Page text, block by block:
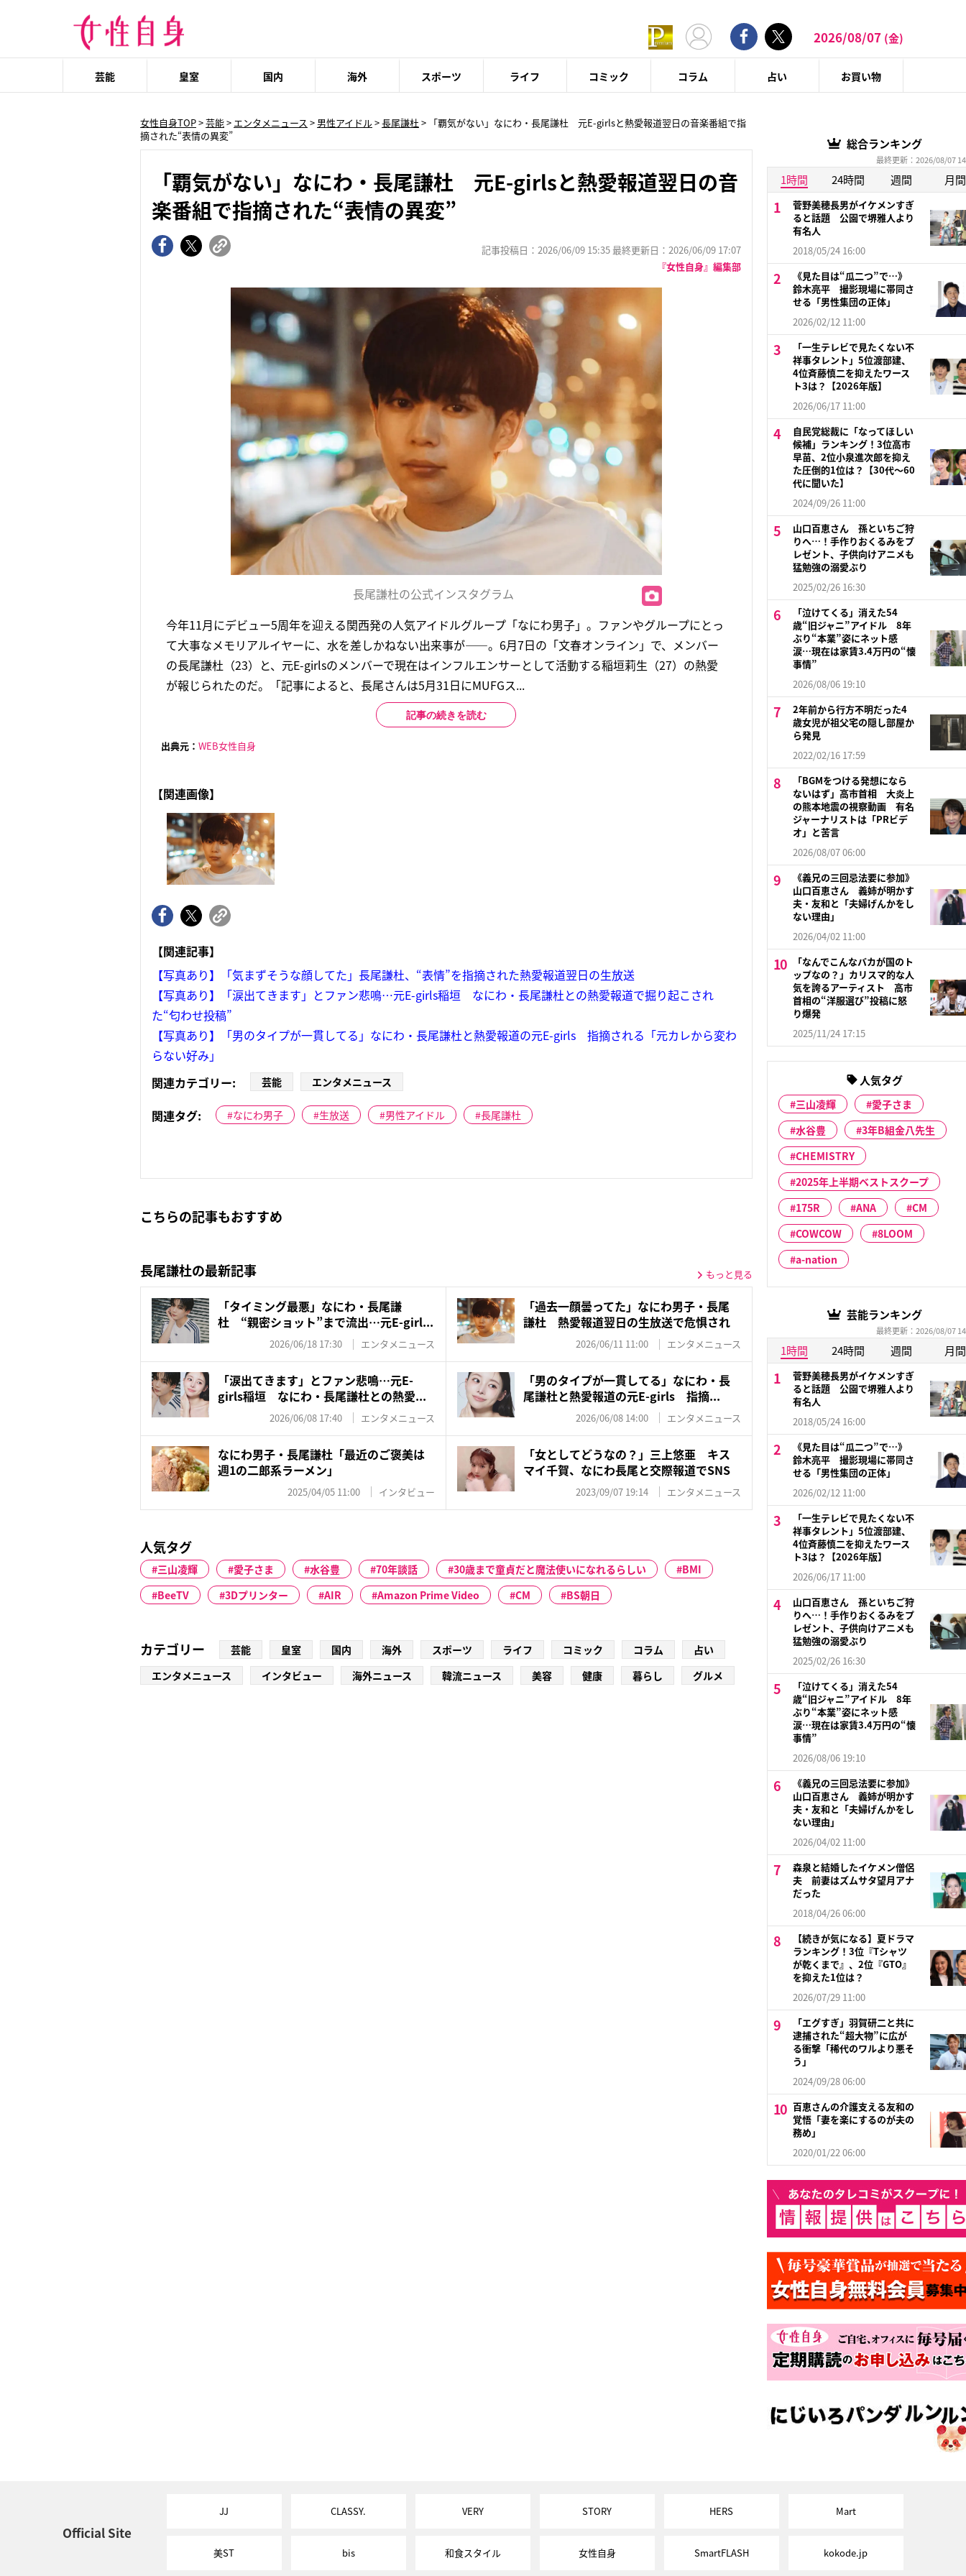
2026/08/07 (金)
芸能 皇室 国内 海外 スポーツ ライフ コミック コラム 占い お買い物
女性自身TOP>芸能> エンタメニュース > 男性アイドル>長尾謙杜 > 「覇気がない」なにわ・長尾謙杜 元E-girlsと熱愛報道翌日の音楽番組で指
摘された“表情の異変”
「覇気がない」なにわ・長尾謙杜 元E-girlsと熱愛報道翌日の音
楽番組で指摘された“表情の異変”
記事投稿日：2026/06/09 15:35 最終更新日：2026/06/09 17:07
『女性自身』編集部
長尾謙杜の公式インスタグラム
今年11月にデビュー5周年を迎える関西発の人気アイドルグループ「なにわ男子」。ファンやグループにとっ
て大事なメモリアルイヤーに、水を差しかねない出来事が――。6月7日の「文春オンライン」で、メンバー
の長尾謙杜（23）と、元E-girlsのメンバーで現在はインフルエンサーとして活動する稲垣莉生（27）の熱愛
が報じられたのだ。「記事によると、長尾さんは5月31日にMUFGス...
記事の続きを読む
出典元： WEB女性自身
【関連画像】
【関連記事】
【写真あり】「気まずそうな顔してた」長尾謙杜、“表情”を指摘された熱愛報道翌日の生放送
【写真あり】「涙出てきます」とファン悲鳴…元E-girls稲垣 なにわ・長尾謙杜との熱愛報道で掘り起こされ
た“匂わせ投稿”
【写真あり】「男のタイプが一貫してる」なにわ・長尾謙杜と熱愛報道の元E-girls 指摘される「元カレから変わ
らない好み」
関連カテゴリー:
芸能 エンタメニュース
関連タグ: なにわ男子 生放送 男性アイドル 長尾謙杜
こちらの記事もおすすめ
長尾謙杜の最新記事 もっと見る
「タイミング最悪」なにわ・長尾謙
杜 “親密ショット”まで流出…元E-girl...
2026/06/18 17:30 エンタメニュース
「過去一顔曇ってた」なにわ男子・長尾
謙杜 熱愛報道翌日の生放送で危惧され
2026/06/11 11:00 エンタメニュース
「涙出てきます」とファン悲鳴…元E-
girls稲垣 なにわ・長尾謙杜との熱愛...
2026/06/08 17:40 エンタメニュース
「男のタイプが一貫してる」なにわ・長
尾謙杜と熱愛報道の元E-girls 指摘...
2026/06/08 14:00 エンタメニュース
なにわ男子・長尾謙杜「最近のご褒美は
週1の二郎系ラーメン」
2025/04/05 11:00 インタビュー
「女としてどうなの？」三上悠亜 キス
マイ千賀、なにわ長尾と交際報道でSNS
2023/09/07 19:14 エンタメニュース
人気タグ
三山凌輝 愛子さま 水谷豊 70年談話 30歳まで童貞だと魔法使いになれるらしい
BMI
BeeTV
3Dプリンター AIR Amazon Prime Video CM BS朝日
カテゴリー 芸能 皇室 国内 海外 スポーツ ライフ コミック コラム
占い
エンタメニュース
インタビュー 海外ニュース 韓流ニュース 美容 健康 暮らし グルメ
総合ランキング
最終更新：2026/08/07
1時間 24時間 週間 月間
菅野美穂長男がイケメンすぎ
ると話題 公園で堺雅人より
有名人
2018/05/24 16:00
《見た目は“瓜二つ”で…》
鈴木亮平 撮影現場に帯同さ
せる「男性集団の正体」
2026/02/12 11:00
「一生テレビで見たくない不
祥事タレント」5位渡部建、
4位斉藤慎二を抑えたワース
ト3は？【2026年版】
2026/06/17 11:00
自民党総裁に「なってほしい
候補」ランキング！3位高市
早苗、2位小泉進次郎を抑え
た圧倒的1位は？【30代〜60
代に聞いた】
2024/09/26 11:00
山口百恵さん 孫といちご狩
りへ…！手作りおくるみをプ
レゼント、子供向けアニメも
猛勉強の溺愛ぶり
2025/02/26 16:30
「泣けてくる」消えた54
歳“旧ジャニ”アイドル 8年
ぶり“本業”姿にネット感
涙…現在は家賃3.4万円の“懐
事情”
2026/08/06 19:10
2年前から行方不明だった4
歳女児が祖父宅の隠し部屋か
ら発見
2022/02/16 17:59
「BGMをつける発想になら
ないはず」高市首相 大炎上
の熊本地震の視察動画 有名
ジャーナリストは「PRビデ
オ」と苦言
2026/08/07 06:00
《義兄の三回忌法要に参加》
山口百恵さん 義姉が明かす
夫・友和と「夫婦げんかをし
ない理由」
2026/04/02 11:00
「なんでこんなバカが国のト
ップなの？」カリスマ的な人
気を誇るアーティスト 高市
首相の“洋服選び”投稿に怒
り爆発
2025/11/24 17:15
人気タグ
三山凌輝
愛子さま
水谷豊
3年B組金八先生
CHEMISTRY
2025年上半期ベストスクープ
175R
ANA
CM
COWCOW
8LOOM
a-nation
芸能ランキング
最終更新：2026/08/07
1時間 24時間 週間 月間
菅野美穂長男がイケメンすぎ
ると話題 公園で堺雅人より
有名人
2018/05/24 16:00
《見た目は“瓜二つ”で…》
鈴木亮平 撮影現場に帯同さ
せる「男性集団の正体」
2026/02/12 11:00
「一生テレビで見たくない不
祥事タレント」5位渡部建、
4位斉藤慎二を抑えたワース
ト3は？【2026年版】
2026/06/17 11:00
山口百恵さん 孫といちご狩
りへ…！手作りおくるみをプ
レゼント、子供向けアニメも
猛勉強の溺愛ぶり
2025/02/26 16:30
「泣けてくる」消えた54
歳“旧ジャニ”アイドル 8年
ぶり“本業”姿にネット感
涙…現在は家賃3.4万円の“懐
事情”
2026/08/06 19:10
《義兄の三回忌法要に参加》
山口百恵さん 義姉が明かす
夫・友和と「夫婦げんかをし
ない理由」
2026/04/02 11:00
森泉と結婚したイケメン僧侶
夫 前妻はズムサタ望月アナ
だった
2018/04/26 06:00
【続きが気になる】夏ドラマ
ランキング！3位『Tシャツ
が乾くまで』、2位『GTO』
を抑えた1位は？
2026/07/29 11:00
「エグすぎ」羽賀研二と共に
逮捕された“超大物”に広が
る衝撃「稀代のワルより悪そ
う」
2024/09/28 06:00
百恵さんの介護支える友和の
覚悟「妻を楽にするのが夫の
務め」
2020/01/22 06:00
Official Site
JJ CLASSY. VERY STORY HERS Mart
美ST bis 和食スタイル 女性自身 SmartFLASH kokode.jp